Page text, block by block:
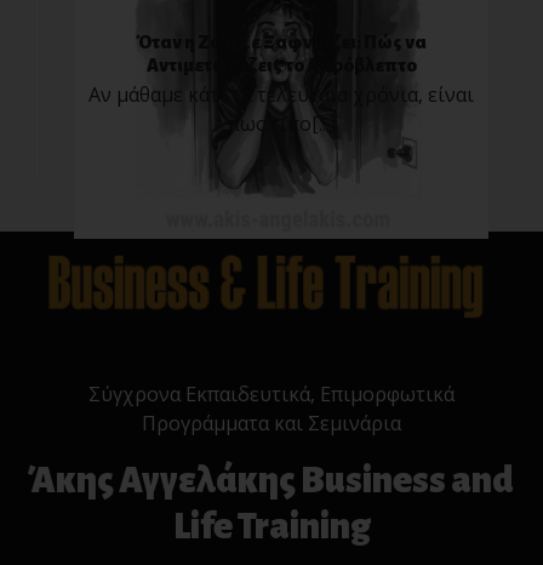
Όταν η Ζωή Σε Ξαφνιάζει: Πώς να
Αντιμετωπίζεις το Απρόβλεπτο
Αν μάθαμε κάτι τα τελευταία χρόνια, είναι
πως τίπο[...]
Σύγχρονα Εκπαιδευτικά, Επιμορφωτικά
Προγράμματα και Σεμινάρια
Άκης Αγγελάκης Business and
Life Training